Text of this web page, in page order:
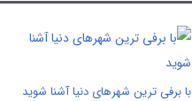
با برفی ترین شهرهای دنیا آشنا شوید